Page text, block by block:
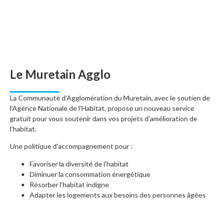
Le Muretain Agglo
La Communauté d’Agglomération du Muretain, avec le soutien de
l’Agence Nationale de l’Habitat, propose un nouveau service
gratuit pour vous soutenir dans vos projets d’amélioration de
l’habitat.
Une politique d’accompagnement pour :
Favoriser la diversité de l’habitat
Diminuer la consommation énergétique
Résorber l’habitat indigne
Adapter les logements aux besoins des personnes âgées